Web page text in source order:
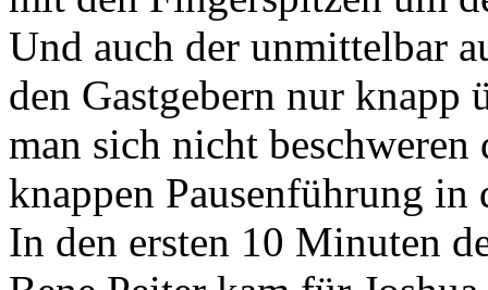
Und auch der unmittelbar
den Gastgebern nur knapp
man sich nicht
knappen Pausenführung in
In den ersten 10 Minuten